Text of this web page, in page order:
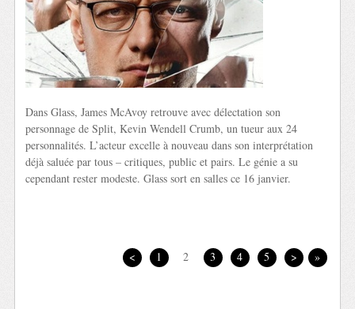
Dans Glass, James McAvoy retrouve avec délectation son
personnage de Split, Kevin Wendell Crumb, un tueur aux 24
personnalités. L’acteur excelle à nouveau dans son interprétation
déjà saluée par tous – critiques, public et pairs. Le génie a su
cependant rester modeste. Glass sort en salles ce 16 janvier.
< 1 2 3 4 5 > »